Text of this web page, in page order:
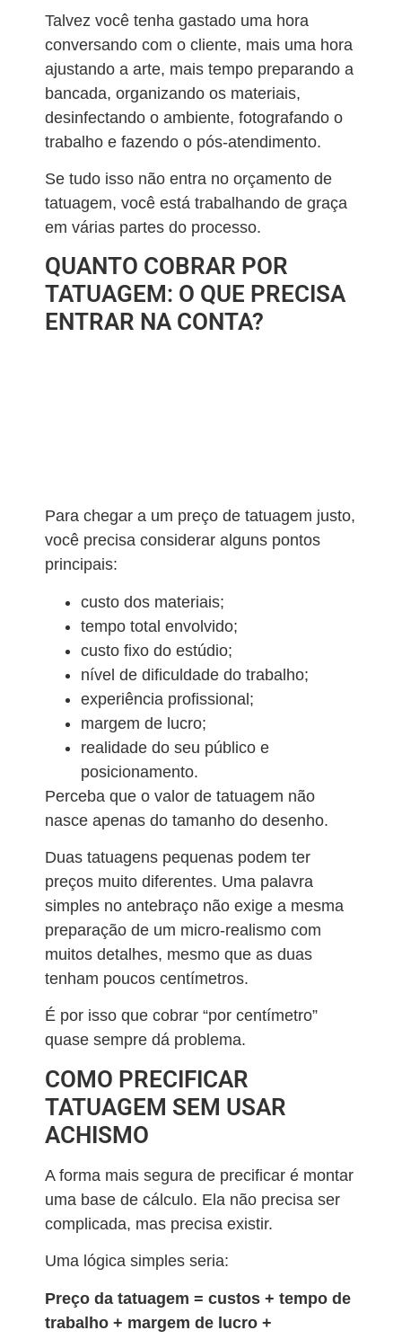
Talvez você tenha gastado uma hora
conversando com o cliente, mais uma hora
ajustando a arte, mais tempo preparando a
bancada, organizando os materiais,
desinfectando o ambiente, fotografando o
trabalho e fazendo o pós-atendimento.
Se tudo isso não entra no orçamento de
tatuagem, você está trabalhando de graça
em várias partes do processo.
QUANTO COBRAR POR
TATUAGEM: O QUE PRECISA
ENTRAR NA CONTA?
Para chegar a um preço de tatuagem justo,
você precisa considerar alguns pontos
principais:
custo dos materiais;
tempo total envolvido;
custo fixo do estúdio;
nível de dificuldade do trabalho;
experiência profissional;
margem de lucro;
realidade do seu público e
posicionamento.
Perceba que o valor de tatuagem não
nasce apenas do tamanho do desenho.
Duas tatuagens pequenas podem ter
preços muito diferentes. Uma palavra
simples no antebraço não exige a mesma
preparação de um micro-realismo com
muitos detalhes, mesmo que as duas
tenham poucos centímetros.
É por isso que cobrar “por centímetro”
quase sempre dá problema.
COMO PRECIFICAR
TATUAGEM SEM USAR
ACHISMO
A forma mais segura de precificar é montar
uma base de cálculo. Ela não precisa ser
complicada, mas precisa existir.
Uma lógica simples seria:
Preço da tatuagem = custos + tempo de
trabalho + margem de lucro +